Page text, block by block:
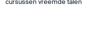
cursussen vreemde talen